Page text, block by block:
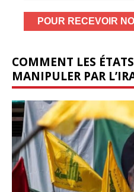
COMMENT LES
MANIPULER PAR